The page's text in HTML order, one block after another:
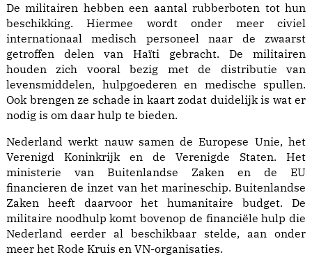
De militairen hebben een aantal rubberboten tot hun
beschikking. Hiermee wordt onder meer civiel
internationaal medisch personeel naar de zwaarst
getroffen delen van Haïti gebracht. De militairen
houden zich vooral bezig met de distributie van
levensmiddelen, hulpgoederen en medische spullen.
Ook brengen ze schade in kaart zodat duidelijk is wat er
nodig is om daar hulp te bieden.
Nederland werkt nauw samen de Europese Unie, het
Verenigd Koninkrijk en de Verenigde Staten. Het
ministerie van Buitenlandse Zaken en de EU
financieren de inzet van het marineschip. Buitenlandse
Zaken heeft daarvoor het humanitaire budget. De
militaire noodhulp komt bovenop de financiële hulp die
Nederland eerder al beschikbaar stelde, aan onder
meer het Rode Kruis en VN-organisaties.